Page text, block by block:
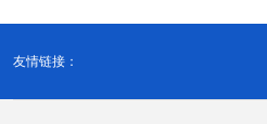
友情链接：